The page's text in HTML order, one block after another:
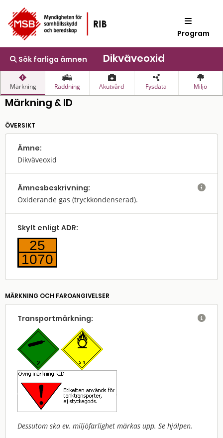
Program
Sök farliga ämnen Dikväveoxid
Märkning Räddning Akutvård Fysdata Miljö
Märkning & ID
ÖVERSIKT
Ämne:
Dikväveoxid
Ämnes­beskrivning:
Oxiderande gas (tryckkondenserad).

Skylt enligt ADR:
25
1070
MÄRKNING OCH FAROANGIVELSER
Transport­märkning:
Dessutom ska ev. miljöfarlighet märkas upp. Se hjälpen.
